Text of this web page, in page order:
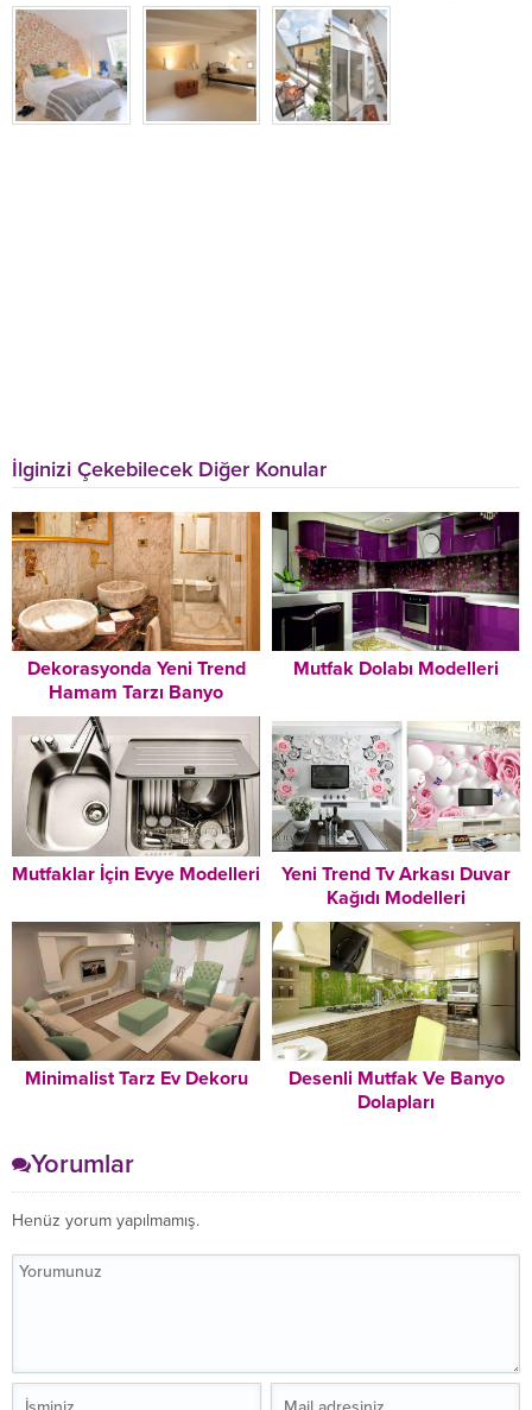
İlginizi Çekebilecek Diğer Konular
Dekorasyonda Yeni Trend
Hamam Tarzı Banyo
Dekorasyonu Modelleri
Mutfak Dolabı Modelleri
Mutfaklar İçin Evye Modelleri
Yeni Trend Tv Arkası Duvar
Kağıdı Modelleri
Minimalist Tarz Ev Dekoru
Desenli Mutfak Ve Banyo
Dolapları
Yorumlar
Henüz yorum yapılmamış.